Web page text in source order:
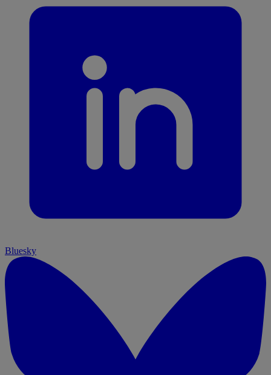
Bluesky